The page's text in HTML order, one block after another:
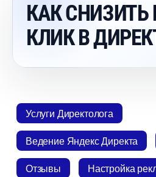
КАК СНИЗИТЬ
КЛИК В
Услуги Директолога
едение Яндекс Директа
Отзывы
Настройка